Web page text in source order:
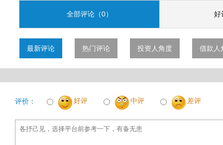
全部评论（0） 好
最新评论 热门评论 投资人角度 借款人
评价： 好评 中评 差评